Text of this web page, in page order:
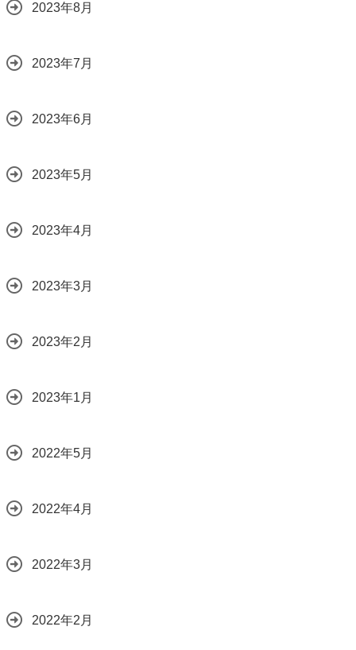
2023年8月
2023年7月
2023年6月
2023年5月
2023年4月
2023年3月
2023年2月
2023年1月
2022年5月
2022年4月
2022年3月
2022年2月